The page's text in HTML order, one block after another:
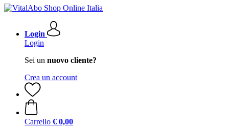
Login
Login
Sei un nuovo cliente?
Crea un account
Carrello € 0,00